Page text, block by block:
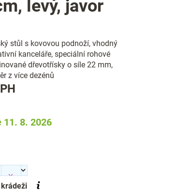
levý, javor
stůl s kovovou podnoží, vhodný
kanceláře, speciální rohové
dřevotřísky o síle 22 mm,
z více dezénů
11. 8. 2026